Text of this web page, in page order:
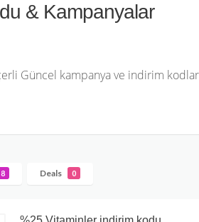
& Kampanyalar
Güncel kampanya ve indirim
8 Deals 0